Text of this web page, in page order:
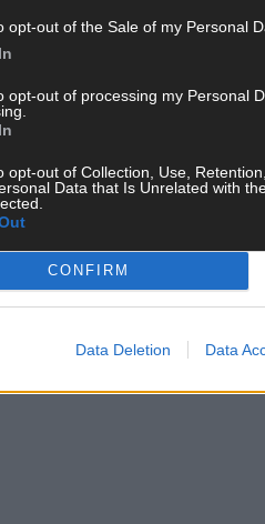
opt-out of the Sale of my Personal
opt-out of processing my Personal
opt-out of Collection, Use,
Data that Is Unrelated with
CONFIRM
Data Deletion Data